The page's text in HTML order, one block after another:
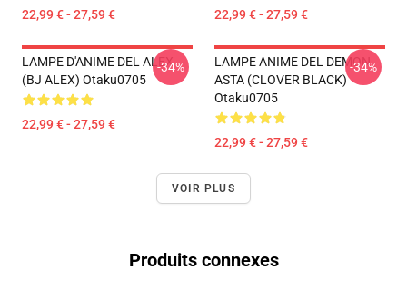
22,99 € - 27,59 € 22,99 € - 27,59 €
LAMPE D'ANIME DEL ALEX
(BJ ALEX) Otaku0705
22,99 € - 27,59 €
-34%
LAMPE ANIME DEL DEMON
ASTA (CLOVER BLACK)
Otaku0705
22,99 € - 27,59 €
-34%
VOIR PLUS
Produits connexes